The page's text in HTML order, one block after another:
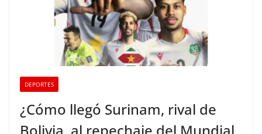
DEPORTES
¿Cómo llegó Surinam, rival de
Bolivia, al repechaje del Mundial